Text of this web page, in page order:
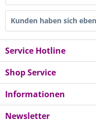
Kunden haben sich
Service Hotline
Shop Service
Informationen
Newsletter